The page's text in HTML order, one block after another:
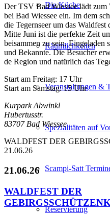
Die Küche
Räumlichkeiten
Veranstaltungen &
Spezialitäten auf
Scampi-Satt
Reservierung
Der TSV Bad Wiessee lädt
bei Bad Wiessee ein. Im dem
die Tegernseer um das
Mitte Juni ist die perfekte Zeit
beisammen zu sein. Eingeladen
und Bekannte. Die Besucher
de Region und natürlich das
Start am Freitag: 17 Uhr
Start am Samstag: 15 Uhr
Kurpark Abwinkl
Hubertusstr.
83707 Bad Wiessee
WALDFEST DER
21.06.26
21.06.26
WALDFEST DER